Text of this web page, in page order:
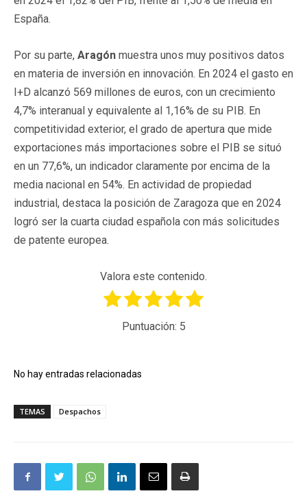
España.
Por su parte, Aragón muestra unos muy positivos datos
en materia de inversión en innovación. En 2024 el gasto en
I+D alcanzó 569 millones de euros, con un crecimiento
4,7% interanual y equivalente al 1,16% de su PIB. En
competitividad exterior, el grado de apertura que mide
exportaciones más importaciones sobre el PIB se situó
en un 77,6%, un indicador claramente por encima de la
media nacional en 54%. En actividad de propiedad
industrial, destaca la posición de Zaragoza que en 2024
logró ser la cuarta ciudad española con más solicitudes
de patente europea.
Valora este contenido.
Puntuación: 5
No hay entradas relacionadas
TEMAS Despachos